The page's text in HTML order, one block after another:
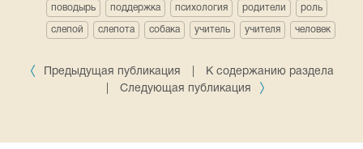
поводырь поддержка психология родители роль
слепой слепота собака учитель учителя человек
Предыдущая публикация
К содержанию раздела
Следующая публикация